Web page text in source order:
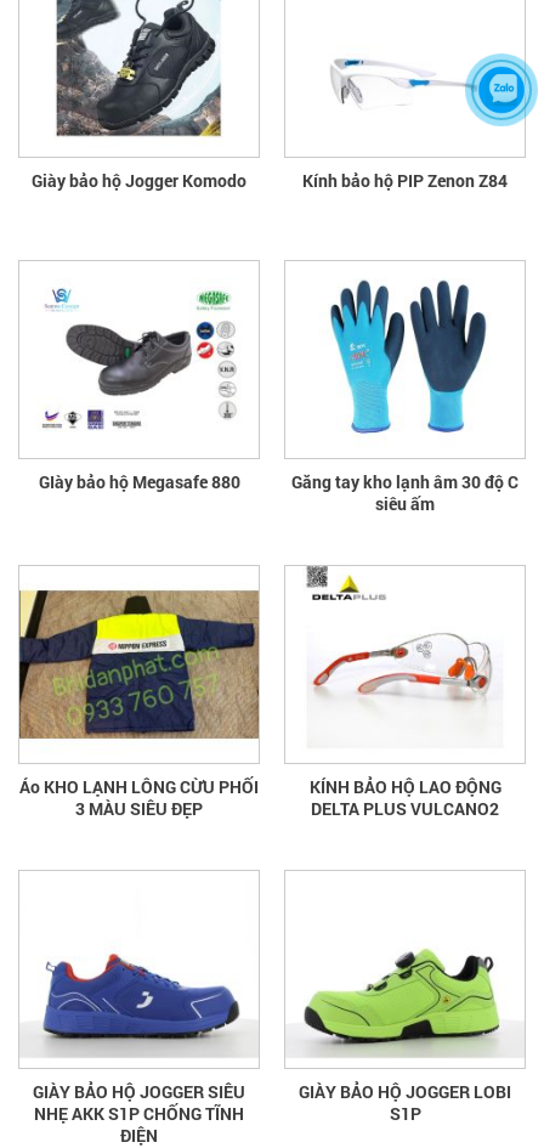
Giày bảo hộ Jogger Komodo Kính bảo hộ PIP Zenon Z84
GIày bảo hộ Megasafe 880
Găng tay kho lạnh âm 30 độ C
siêu ấm
Áo KHO LẠNH LÔNG CỪU PHỐI
3 MÀU SIÊU ĐẸP
KÍNH BẢO HỘ LAO ĐỘNG
DELTA PLUS VULCANO2
GIÀY BẢO HỘ JOGGER SIÊU
NHẸ AKK S1P CHỐNG TĨNH
ĐIỆN
GIÀY BẢO HỘ JOGGER LOBI
S1P